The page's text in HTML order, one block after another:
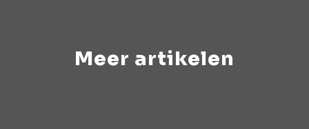
Meer artikelen